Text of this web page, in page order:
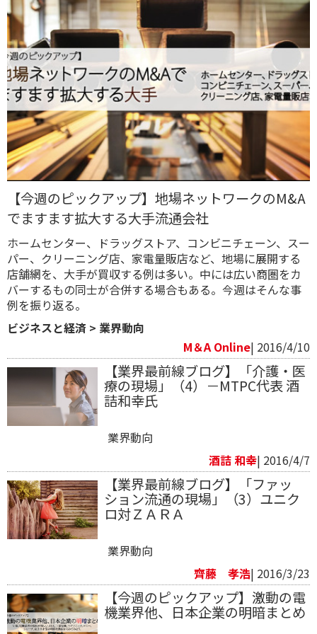
【今週のピックアップ】地場ネットワークのM&A
でますます拡大する大手流通会社
ホームセンター、ドラッグストア、コンビニチェーン、スー
パー、クリーニング店、家電量販店など、地場に展開する
店舗網を、大手が買収する例は多い。中には広い商圏をカ
バーするもの同士が合併する場合もある。今週はそんな事
例を振り返る。
ビジネスと経済 > 業界動向
M＆A Online| 2016/4/10
【業界最前線ブログ】「介護・医
療の現場」（4）－MTPC代表 酒
詰和幸氏
業界動向
酒詰 和幸| 2016/4/7
【業界最前線ブログ】「ファッ
ション流通の現場」（3）ユニク
ロ対ＺＡＲＡ
業界動向
齊藤 孝浩| 2016/3/23
【今週のピックアップ】激動の電
機業界他、日本企業の明暗まとめ